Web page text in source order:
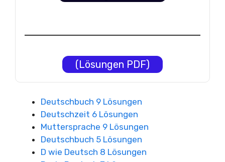
(Lösungen PDF)
Deutschbuch 9 Lösungen
Deutschzeit 6 Lösungen
Muttersprache 9 Lösungen
Deutschbuch 5 Lösungen
D wie Deutsch 8 Lösungen